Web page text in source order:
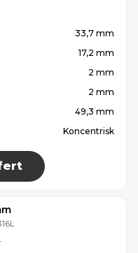
33,7 mm
17,2 mm
2 mm
2 mm
49,3 mm
Koncentrisk